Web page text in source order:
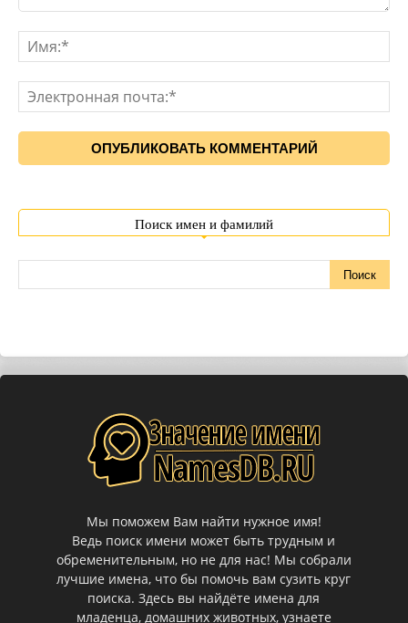
Поиск имен и фамилий
Мы поможем Вам найти нужное имя!
Ведь поиск имени может быть трудным и
обременительным, но не для нас! Мы собрали
лучшие имена, что бы помочь вам сузить круг
поиска. Здесь вы найдёте имена для
младенца, домашних животных, узнаете